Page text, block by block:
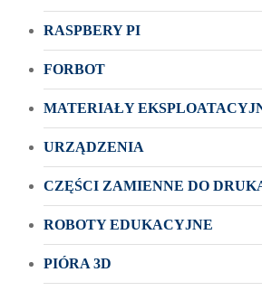
RASPBERY PI
FORBOT
MATERIAŁY
URZĄDZENIA
CZĘŚCI ZAMIENNE DO
ROBOTY EDUKACYJNE
PIÓRA 3D